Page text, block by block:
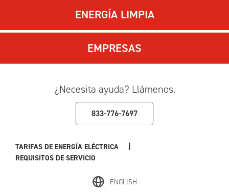
ENERGÍA LIMPIA
EMPRESAS
¿Necesita ayuda? Llámenos.
833-776-7697
TARIFAS DE ENERGÍA ELÉCTRICA
REQUISITOS DE SERVICIO
ENGLISH